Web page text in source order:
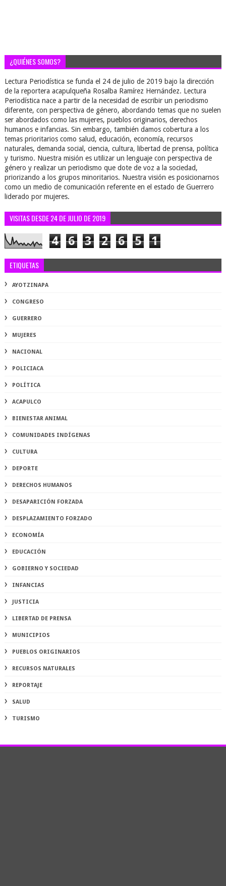
¿QUIÉNES SOMOS?
Lectura Periodística se funda el 24 de julio de 2019 bajo la dirección
de la reportera acapulqueña Rosalba Ramírez Hernández. Lectura
Periodística nace a partir de la necesidad de escribir un periodismo
diferente, con perspectiva de género, abordando temas que no suelen
ser abordados como las mujeres, pueblos originarios, derechos
humanos e infancias. Sin embargo, también damos cobertura a los
temas prioritarios como salud, educación, economía, recursos
naturales, demanda social, ciencia, cultura, libertad de prensa, política
y turismo. Nuestra misión es utilizar un lenguaje con perspectiva de
género y realizar un periodismo que dote de voz a la sociedad,
priorizando a los grupos minoritarios. Nuestra visión es posicionarnos
como un medio de comunicación referente en el estado de Guerrero
liderado por mujeres.
VISITAS DESDE 24 DE JULIO DE 2019
4 6 3 2 6 5 1
ETIQUETAS
AYOTZINAPA
CONGRESO
GUERRERO
MUJERES
NACIONAL
POLICIACA
POLÍTICA
ACAPULCO
BIENESTAR ANIMAL
COMUNIDADES INDÍGENAS
CULTURA
DEPORTE
DERECHOS HUMANOS
DESAPARICIÓN FORZADA
DESPLAZAMIENTO FORZADO
ECONOMÍA
EDUCACIÓN
GOBIERNO Y SOCIEDAD
INFANCIAS
JUSTICIA
LIBERTAD DE PRENSA
MUNICIPIOS
PUEBLOS ORIGINARIOS
RECURSOS NATURALES
REPORTAJE
SALUD
TURISMO